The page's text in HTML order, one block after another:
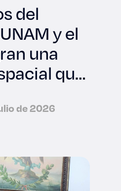
del
y el
una
que
de 2026